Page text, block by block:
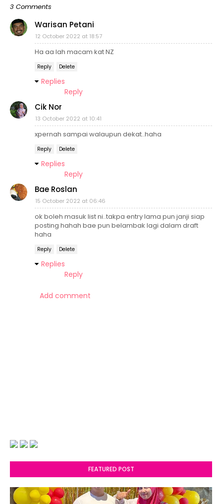
3 Comments
Warisan Petani
12 October 2022 at 18:57
Ha aa lah macam kat NZ
Reply Delete
Replies
Reply
Cik Nor
13 October 2022 at 10:41
xpernah sampai walaupun dekat..haha
Reply Delete
Replies
Reply
Bae Roslan
15 October 2022 at 06:46
ok boleh masuk list ni..takpa entry lama pun janji siap
posting hahah bae pun belambak lagi dalam draft
haha
Reply Delete
Replies
Reply
Add comment
FEATURED POST